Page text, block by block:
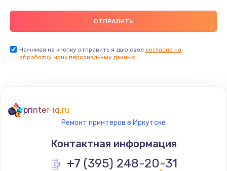
Нажимая на кнопку отправить я даю свое согласие на
обработку моих персональных данных.
printer-iq.ru
Ремонт принтеров в Иркутске
Контактная информация
+7 (395) 248-20-31